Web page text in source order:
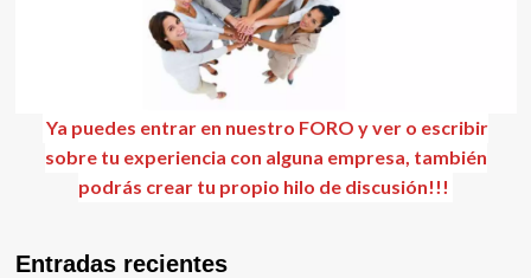
Ya puedes entrar en nuestro FORO y ver o escribir
sobre tu experiencia con alguna empresa, también
podrás crear tu propio hilo de discusión!!!
Entradas recientes